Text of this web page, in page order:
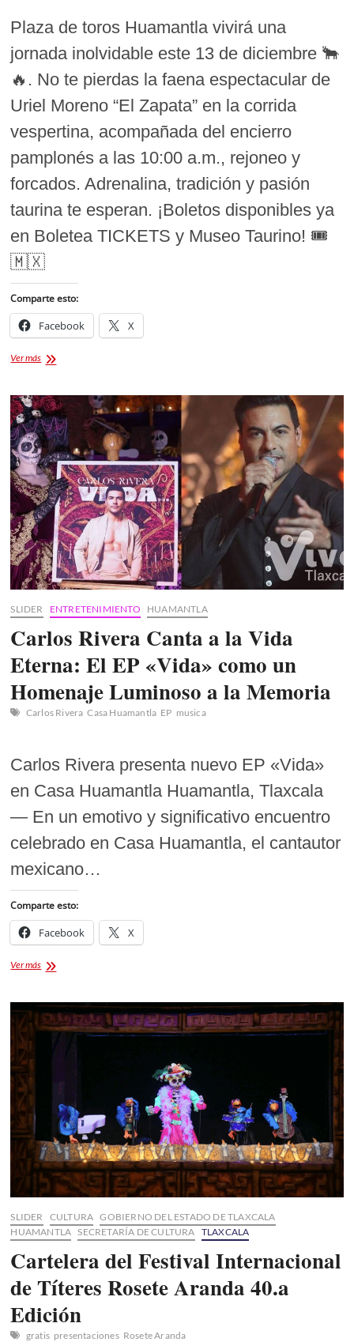
Plaza de toros Huamantla vivirá una
jornada inolvidable este 13 de diciembre 🐂
🔥. No te pierdas la faena espectacular de
Uriel Moreno “El Zapata” en la corrida
vespertina, acompañada del encierro
pamplonés a las 10:00 a.m., rejoneo y
forcados. Adrenalina, tradición y pasión
taurina te esperan. ¡Boletos disponibles ya
en Boletea TICKETS y Museo Taurino! 🎟️
🇲🇽
Comparte esto:
Facebook X
Ver másPlaza
Huamantla:
Tradición
y
Gran
Cartel
éste13
de
diciembre
con
Zapata»
SLIDER ENTRETENIMIENTO HUAMANTLA
Carlos Rivera Canta a la Vida
Eterna: El EP «Vida» como un
Homenaje Luminoso a la Memoria
Carlos Rivera Casa Huamantla EP musica
Carlos Rivera presenta nuevo EP «Vida»
en Casa Huamantla Huamantla, Tlaxcala
— En un emotivo y significativo encuentro
celebrado en Casa Huamantla, el cantautor
mexicano…
Comparte esto:
Facebook X
Ver másCarlos
a
la
Vida
«Vida»
como
Homenaje
Luminoso
a
la
Memoria
SLIDER CULTURA GOBIERNO DEL ESTADO DE TLAXCALA
HUAMANTLA SECRETARÍA DE CULTURA TLAXCALA
Cartelera del Festival Internacional
de Títeres Rosete Aranda 40.a
Edición
gratis presentaciones Rosete Aranda